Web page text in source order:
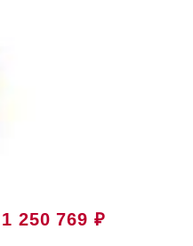
1 250 769 ₽